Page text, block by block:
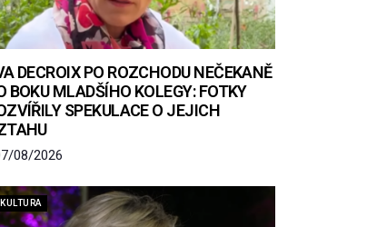
DECROIX PO ROZCHODU NEČEKANĚ
BOKU MLADŠÍHO KOLEGY: FOTKY
SPEKULACE O JEJICH
08/2026
KULTURA